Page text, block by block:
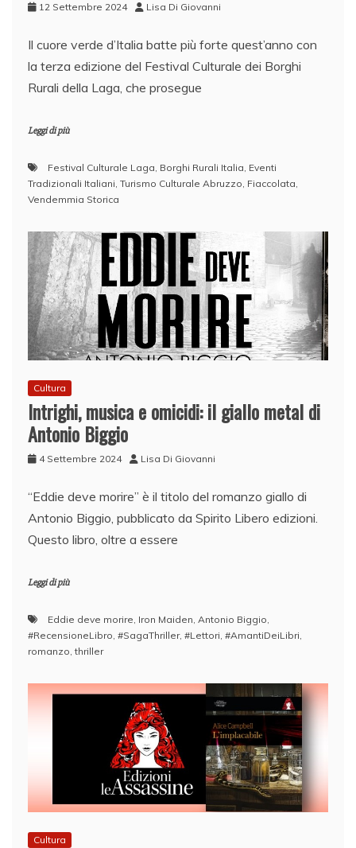
12 Settembre 2024 Lisa Di Giovanni
Il cuore verde d’Italia batte più forte quest’anno con
la terza edizione del Festival Culturale dei Borghi
Rurali della Laga, che prosegue
Leggi di più
Festival Culturale Laga, Borghi Rurali Italia, Eventi
Tradizionali Italiani, Turismo Culturale Abruzzo, Fiaccolata,
Vendemmia Storica
Cultura
Intrighi, musica e omicidi: il giallo metal di
Antonio Biggio
4 Settembre 2024 Lisa Di Giovanni
“Eddie deve morire” è il titolo del romanzo giallo di
Antonio Biggio, pubblicato da Spirito Libero edizioni.
Questo libro, oltre a essere
Leggi di più
Eddie deve morire, Iron Maiden, Antonio Biggio,
#RecensioneLibro, #SagaThriller, #Lettori, #AmantiDeiLibri,
romanzo,thriller
Cultura